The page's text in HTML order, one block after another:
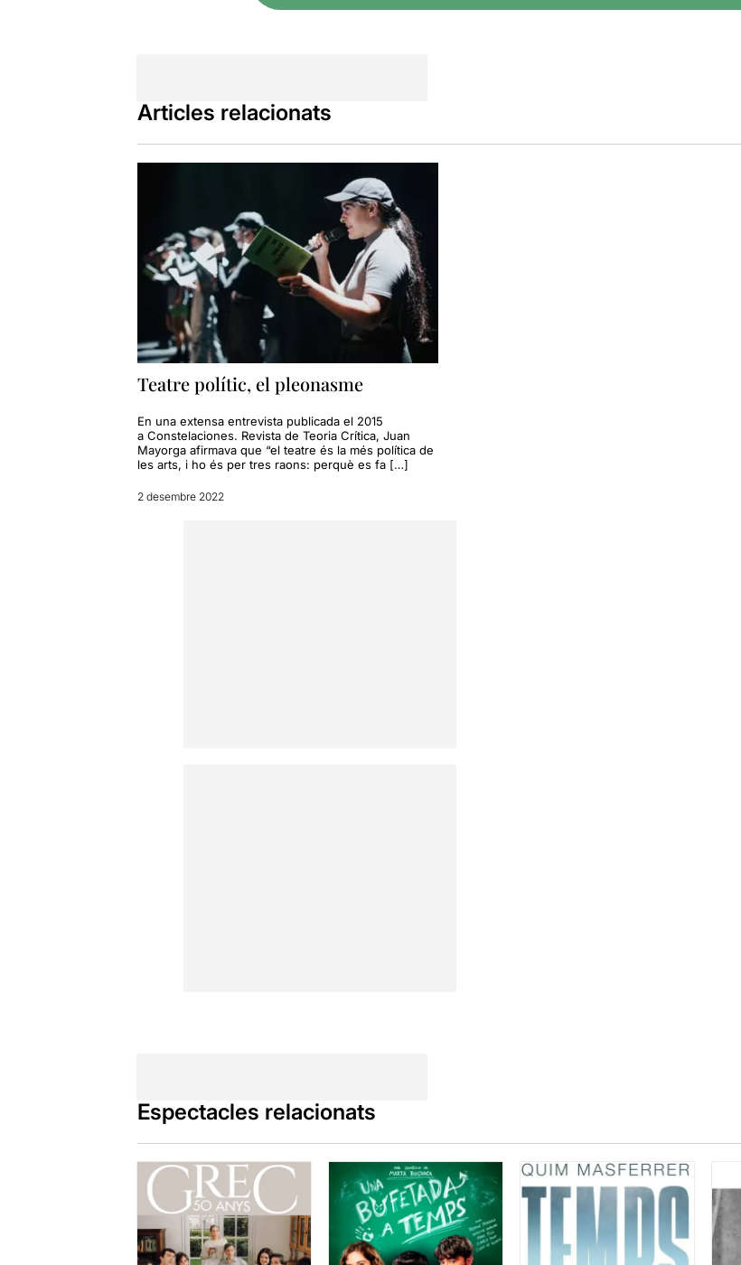
Articles relacionats
Teatre polític, el pleonasme
En una extensa entrevista publicada el 2015
a Constelaciones. Revista de Teoria Crítica, Juan
Mayorga afirmava que “el teatre és la més política de
les arts, i ho és per tres raons: perquè es fa […]
2 desembre 2022
Espectacles relacionats